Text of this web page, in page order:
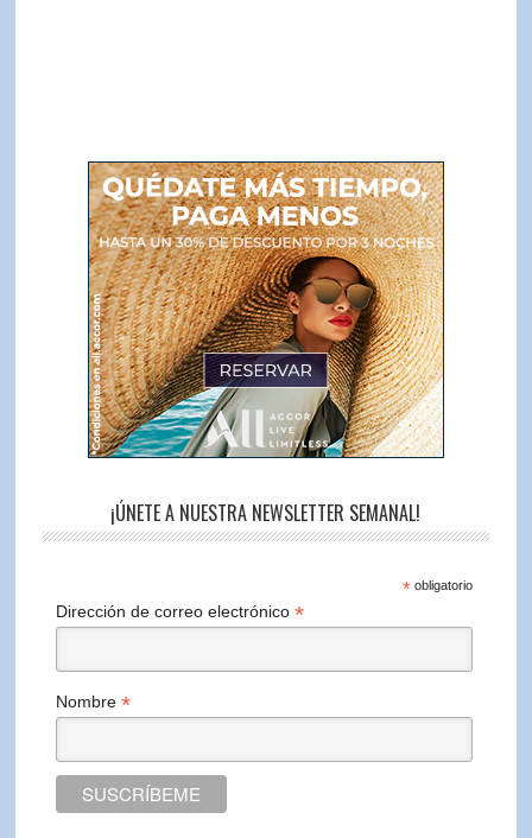
¡ÚNETE A NUESTRA NEWSLETTER SEMANAL!
*obligatorio
Dirección de correo electrónico*
Nombre*